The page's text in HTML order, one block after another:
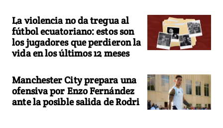
La violencia no da tregua al
fútbol ecuatoriano: estos son
los jugadores que perdieron la
vida en los últimos 12 meses
Manchester City prepara una
ofensiva por Enzo Fernández
ante la posible salida de Rodri